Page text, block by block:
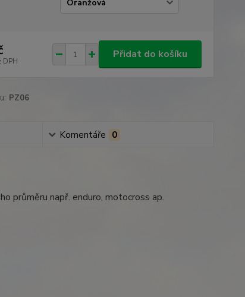
DPH
Přidat do košíku
PZ06
Komentáře 0
průměru např. enduro, motocross ap.